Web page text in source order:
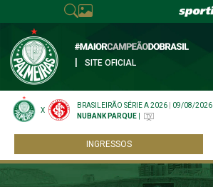
SITE OFICIAL
X
BRASILEIRÃO SÉRIE A 2026 09/08/2026
NUBANK PARQUE
INGRESSOS